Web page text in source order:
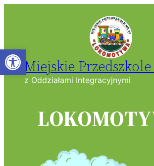
Open toolbar
Miejskie
z Oddziałami Integracyjnymi